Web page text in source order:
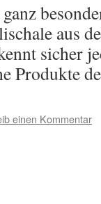
aus
sicher
Produkte
einen Kommentar